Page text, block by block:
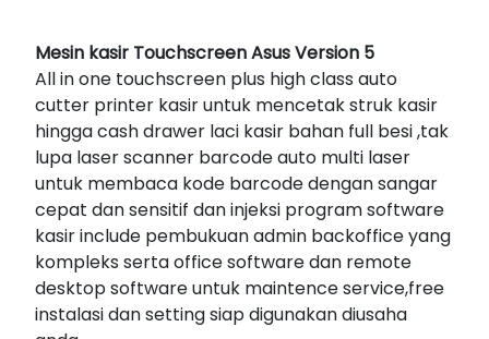
Mesin kasir Touchscreen Asus Version 5
All in one touchscreen plus high class auto
cutter printer kasir untuk mencetak struk kasir
hingga cash drawer laci kasir bahan full besi ,tak
lupa laser scanner barcode auto multi laser
untuk membaca kode barcode dengan sangar
cepat dan sensitif dan injeksi program software
kasir include pembukuan admin backoffice yang
kompleks serta office software dan remote
desktop software untuk maintence service,free
instalasi dan setting siap digunakan diusaha